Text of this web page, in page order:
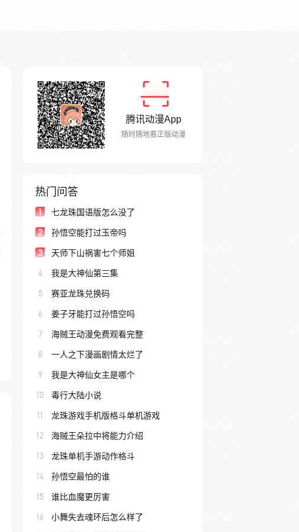
腾讯动漫App
随时随地看正版动漫
热门问答
1 七龙珠国语版怎么没了
2 孙悟空能打过玉帝吗
3 天师下山祸害七个师姐
4 我是大神仙第三集
5 赛亚龙珠兑换码
6 姜子牙能打过孙悟空吗
7 海贼王动漫免费观看完整
8 一人之下漫画剧情太烂了
9 我是大神仙女主是哪个
10 毒行大陆小说
11 龙珠游戏手机版格斗单机游戏
12 海贼王朵拉中将能力介绍
13 龙珠单机手游动作格斗
14 孙悟空最怕的谁
15 谁比血魔更厉害
16 小舞失去魂环后怎么样了